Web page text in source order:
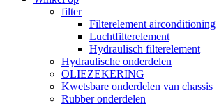
filter
Filterelement airconditioning
Luchtfilterelement
Hydraulisch filterelement
Hydraulische onderdelen
OLIEZEKERING
Kwetsbare onderdelen van chassis
Rubber onderdelen